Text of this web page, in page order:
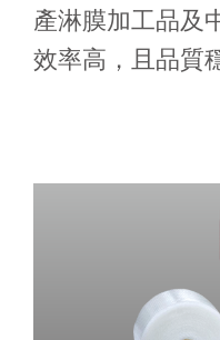
產淋膜加工品及
效率高，且品質